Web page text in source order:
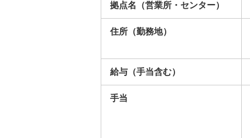
拠点名（営業所・センター）
住所（勤務地）
給与（手当含む）
手当